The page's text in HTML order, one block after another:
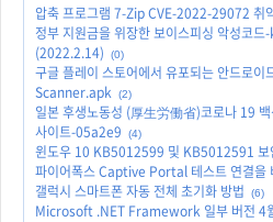
압축 프로그램 7-Zip CVE-2022-29072 취
정부 지원금을 위장한 보이스피싱 악성코
(2022.2.14)
(0)
구글 플레이 스토어에서 유포되는 안드로이
Scanner.apk (2)
일본 후생노동성 (厚生労働省)코로나 19
사이트-05a2e9
(4)
윈도우 10 KB5012599 및 KB5012591 보
파이어폭스 Captive Portal 테스트 연결을
갤럭시 스마트폰 자동 전체 초기화 방법 (6)
Microsoft .NET Framework 일부 버전 4